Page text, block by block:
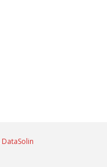
DataSolin